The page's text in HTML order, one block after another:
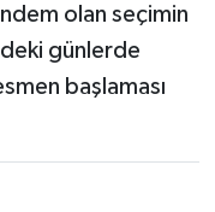
olan seçimin
günlerde
başlaması